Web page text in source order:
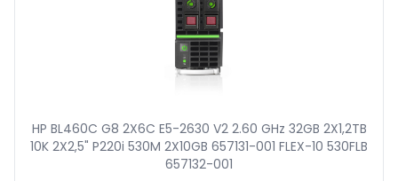
HP BL460C G8 2X6C E5-2630 V2 2.60 GHz 32GB 2X1,2TB
10K 2X2,5" P220i 530M 2X10GB 657131-001 FLEX-10 530FLB
657132-001